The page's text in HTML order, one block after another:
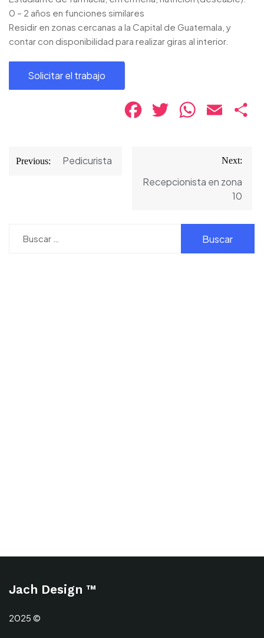
0 – 2 años en funciones similares
Residir en zonas cercanas a la Capital de Guatemala, y
contar con disponibilidad para realizar giras al interior.
Facebook
Twitter WhatsApp
Email
Navegación
Previous: Pedicurista Next:
Recepcionista en zona
10
Jach Design ™
2025 ©